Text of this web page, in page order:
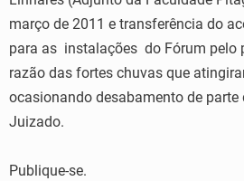
março de 2011 e transferência do
para as instalações do Fórum pelo
razão das fortes chuvas que
ocasionando desabamento de parte
Juizado.
Publique-se.